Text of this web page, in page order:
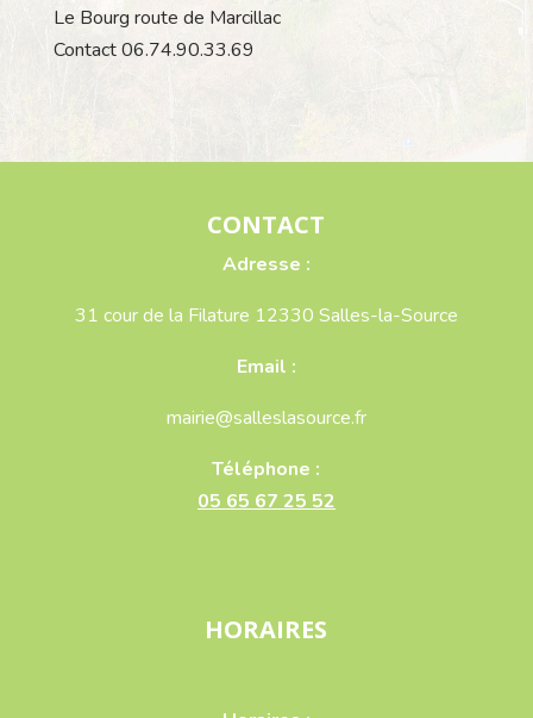
Le Bourg route de Marcillac
Contact 06.74.90.33.69
CONTACT
Adresse :
31 cour de la Filature 12330 Salles-la-Source
Email :
mairie@salleslasource.fr
Téléphone :
05 65 67 25 52
HORAIRES